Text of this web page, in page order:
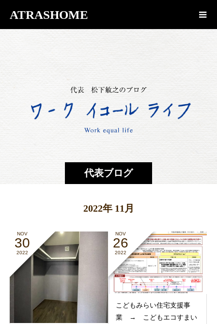
ATRASHOME
代表ブログ
2022年 11月
NOV
30
2022
NOV
26
2022
こどもみらい住宅支援事
業 → こどもエコすまい